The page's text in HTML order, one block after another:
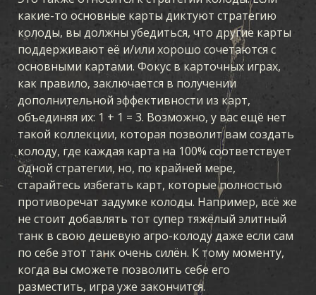
какие-то основные карты диктуют стратегию
колоды, вы должны убедиться, что другие карты
поддерживают её и/или хорошо сочетаются с
основными картами. Фокус в карточных играх,
как правило, заключается в получении
дополнительной эффективности из карт,
объединяя их: 1 + 1 = 3. Возможно, у вас ещё нет
такой коллекции, которая позволит вам создать
колоду, где каждая карта на 100% соответствует
одной стратегии, но, по крайней мере,
старайтесь избегать карт, которые полностью
противоречат задумке колоды. Например, всё же
не стоит добавлять тот супер тяжёлый элитный
танк в свою дешевую агро-колоду даже если сам
по себе этот танк очень силён. К тому моменту,
когда вы сможете позволить себе его
разместить, игра уже закончится.